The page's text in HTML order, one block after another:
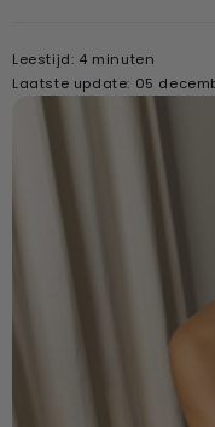
Leestijd: 4 minuten
Laatste update: 05